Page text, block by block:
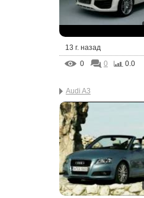
13 г. назад
0
0 0.0
Audi A3